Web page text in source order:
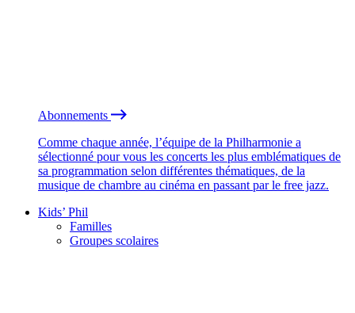
Abonnements
Comme chaque année, l’équipe de la Philharmonie a
sélectionné pour vous les concerts les plus emblématiques de
sa programmation selon différentes thématiques, de la
musique de chambre au cinéma en passant par le free jazz.
Kids’ Phil
Familles
Groupes scolaires